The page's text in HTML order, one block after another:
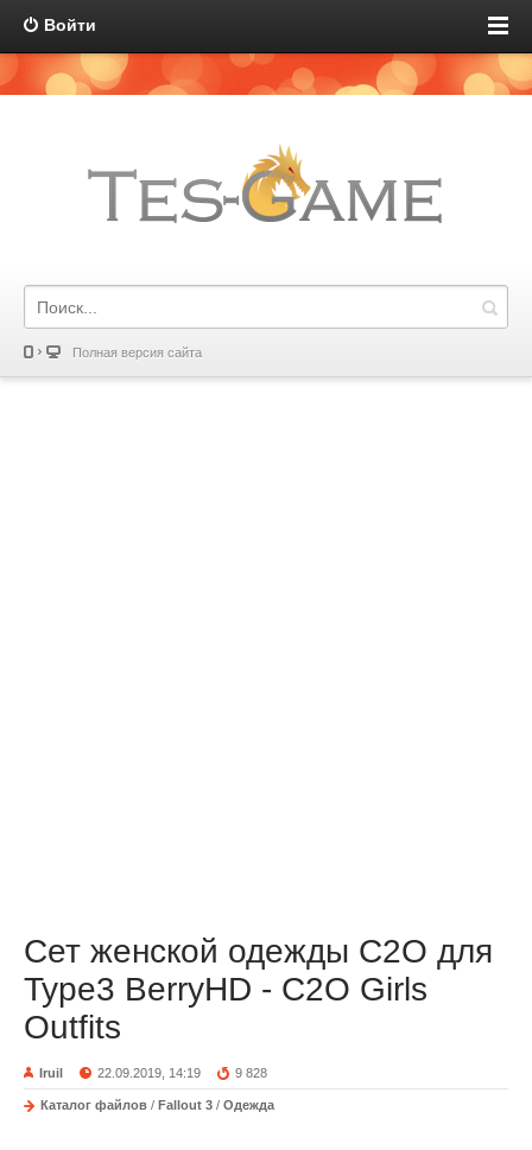
Войти
Полная версия сайта
Сет женской одежды C2O для
Type3 BerryHD - C2O Girls
Outfits
Iruil 22.09.2019, 14:19 9 828
Каталог файлов / Fallout 3 / Одежда